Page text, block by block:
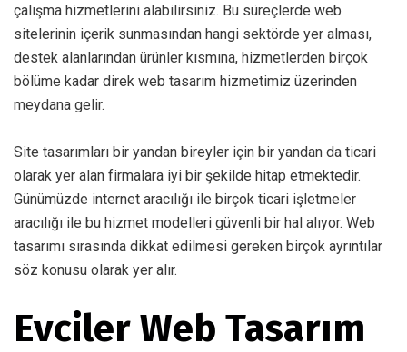
çalışma hizmetlerini alabilirsiniz. Bu süreçlerde web
sitelerinin içerik sunmasından hangi sektörde yer alması,
destek alanlarından ürünler kısmına, hizmetlerden birçok
bölüme kadar direk web tasarım hizmetimiz üzerinden
meydana gelir.
Site tasarımları bir yandan bireyler için bir yandan da ticari
olarak yer alan firmalara iyi bir şekilde hitap etmektedir.
Günümüzde internet aracılığı ile birçok ticari işletmeler
aracılığı ile bu hizmet modelleri güvenli bir hal alıyor. Web
tasarımı sırasında dikkat edilmesi gereken birçok ayrıntılar
söz konusu olarak yer alır.
Evciler Web Tasarım